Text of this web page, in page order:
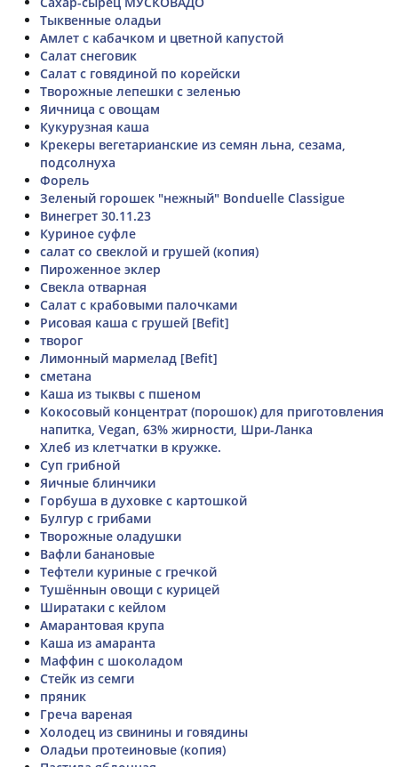
Тыквенные оладьи
Амлет с кабачком и цветной капустой
Салат снеговик
Салат с говядиной по корейски
Творожные лепешки с зеленью
Яичница с овощам
Кукурузная каша
Крекеры вегетарианские из семян льна, сезама,
подсолнуха
Форель
Зеленый горошек "нежный" Bonduelle Classigue
Винегрет 30.11.23
Куриное суфле
салат со свеклой и грушей (копия)
Пироженное эклер
Свекла отварная
Салат с крабовыми палочками
Рисовая каша с грушей [Befit]
творог
Лимонный мармелад [Befit]
сметана
Каша из тыквы с пшеном
Кокосовый концентрат (порошок) для приготовления
напитка, Vegan, 63% жирности, Шри-Ланка
Хлеб из клетчатки в кружке.
Суп грибной
Яичные блинчики
Горбуша в духовке с картошкой
Булгур с грибами
Творожные оладушки
Вафли банановые
Тефтели куриные с гречкой
Тушённын овощи с курицей
Ширатаки с кейлом
Амарантовая крупа
Каша из амаранта
Маффин с шоколадом
Стейк из семги
пряник
Греча вареная
Холодец из свинины и говядины
Оладьи протеиновые (копия)